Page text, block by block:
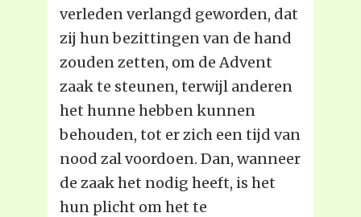
verleden verlangd geworden, dat
zij hun bezittingen van de hand
zouden zetten, om de Advent
zaak te steunen, terwijl anderen
het hunne hebben kunnen
behouden, tot er zich een tijd van
nood zal voordoen. Dan, wanneer
de zaak het nodig heeft, is het
hun plicht om het te